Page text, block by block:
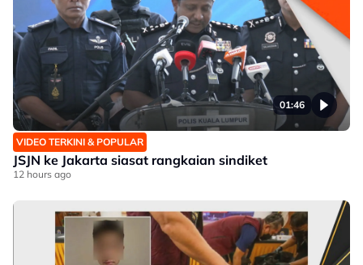
01:46
VIDEO TERKINI & POPULAR
JSJN ke Jakarta siasat rangkaian sindiket
12 hours ago